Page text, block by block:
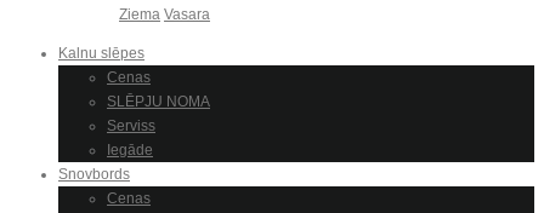
Ziema Vasara
Kalnu slēpes
Cenas
SLĒPJU NOMA
Serviss
Iegāde
Snovbords
Cenas